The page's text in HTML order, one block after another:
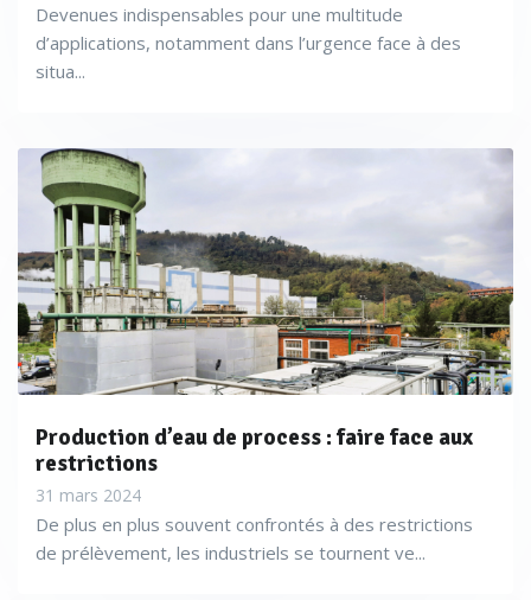
Devenues indispensables pour une multitude
d’applications, notamment dans l’urgence face à des
situa...
Production d’eau de process : faire face aux
restrictions
31 mars 2024
De plus en plus souvent confrontés à des restrictions
de prélèvement, les industriels se tournent ve...